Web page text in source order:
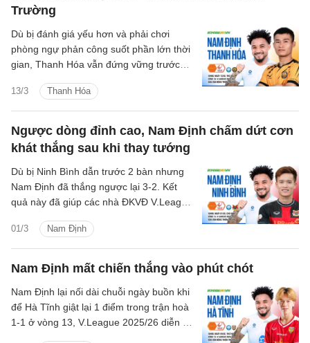
Trường
13/3 Thanh Hóa
Dù bị đánh giá yếu hơn và phải chơi
phòng ngự phản công suốt phần lớn thời
gian, Thanh Hóa vẫn đứng vững trước
nhiên, bàn thắng muộn của Akolo đã giúp
đội chủ sân Thiên Trường giành chiến
thắng 1-0 đầy nhọc nhằn.
Ngược dòng đỉnh cao, Nam Định chấm dứt cơn
khát thắng sau khi thay tướng
01/3 Nam Định
Dù bị Ninh Bình dẫn trước 2 bàn nhưng
Nam Định đã thắng ngược lại 3-2. Kết
quả này đã giúp các nhà ĐKVĐ V.League
Nam Định mất chiến thắng vào phút chót
Nam Định lại nối dài chuỗi ngày buồn khi
để Hà Tĩnh giật lại 1 điểm trong trận hoà
1-1 ở vòng 13, V.League 2025/26 diễn ra